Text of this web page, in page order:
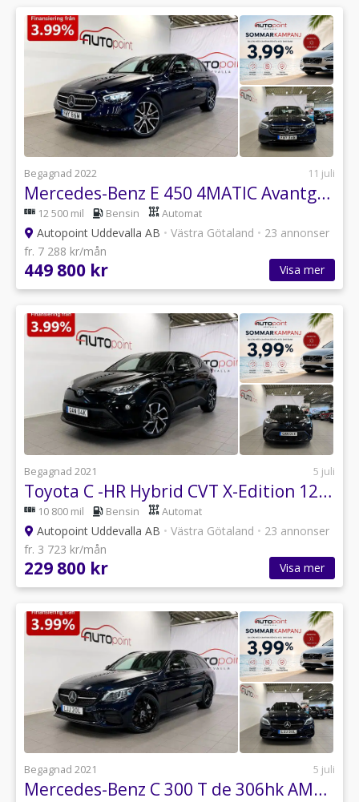
Begagnad 2022 11 juli
Mercedes-Benz E 450 4MATIC Avantgarde|Burmester 3D|Pano|Drag|Värmare
12 500 mil Bensin Automat
Autopoint Uddevalla AB • Västra Götaland • 23 annonser
fr. 7 288 kr/mån
449 800 kr Visa mer
Begagnad 2021 5 juli
Toyota C -HR Hybrid CVT X-Edition 122hk B-kamera|Dragkrok|Keyless
10 800 mil Bensin Automat
Autopoint Uddevalla AB • Västra Götaland • 23 annonser
fr. 3 723 kr/mån
229 800 kr Visa mer
Begagnad 2021 5 juli
Mercedes-Benz C 300 T de 306hk AMG Line, Night Edition|Värmare|Ambient